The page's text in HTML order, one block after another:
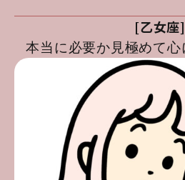
[乙女座]
本当に必要か見極めて